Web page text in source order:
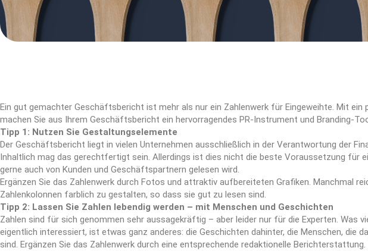
Ein gut gemachter Geschäftsbericht ist mehr als nur ein Zahlenwerk für Eingeweihte. Mit ein
machen Sie aus Ihrem Geschäftsbericht ein hervorragendes PR-Instrument und Branding-
Tipp 1: Nutzen Sie Gestaltungselemente
Der Geschäftsbericht liegt in vielen Unternehmen ausschließlich in der Verantwortung der
Inhaltlich mag das gerechtfertigt sein. Allerdings ist dies nicht die beste Voraussetzung für
gerne auch von Kunden und Geschäftspartnern gelesen wird.
Ergänzen Sie das Zahlenwerk durch Fotos und attraktiv aufbereiteten Grafiken. Manchmal
Zahlenkolonnen farblich zu gestalten, so dass sie gut zu lesen sind.
Tipp 2: Lassen Sie Zahlen lebendig werden – mit Menschen und Geschichten
Zahlen sind für sich genommen sehr aussagekräftig – aber leider nur für die Experten. Was
eigentlich interessiert, ist etwas ganz anderes: die Geschichten dahinter, die Menschen, die
sind. Ergänzen Sie das Zahlenwerk durch eine entsprechende redaktionelle Berichterstattung.